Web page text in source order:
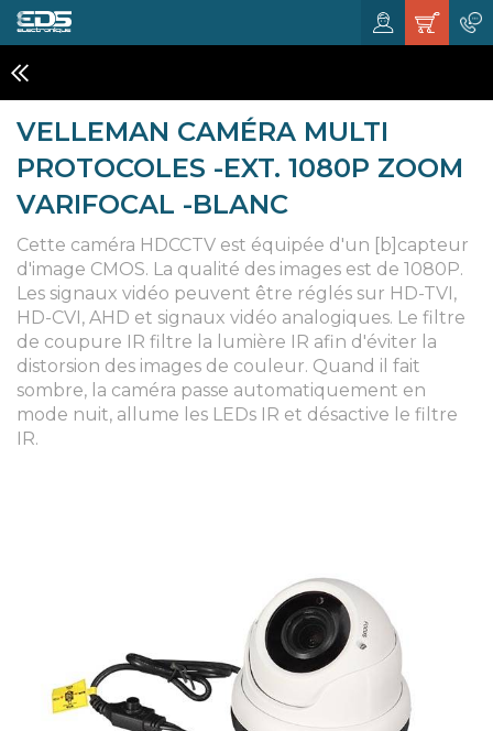
VELLEMAN CAMÉRA MULTI
PROTOCOLES -EXT. 1080P ZOOM
VARIFOCAL -BLANC
Cette caméra HDCCTV est équipée d'un [b]capteur
d'image CMOS. La qualité des images est de 1080P.
Les signaux vidéo peuvent être réglés sur HD-TVI,
HD-CVI, AHD et signaux vidéo analogiques. Le filtre
de coupure IR filtre la lumière IR afin d'éviter la
distorsion des images de couleur. Quand il fait
sombre, la caméra passe automatiquement en
mode nuit, allume les LEDs IR et désactive le filtre
IR.